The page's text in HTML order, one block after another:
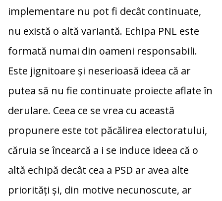
implementare nu pot fi decât continuate,
nu există o altă variantă. Echipa PNL este
formată numai din oameni responsabili.
Este jignitoare şi neserioasă ideea că ar
putea să nu fie continuate proiecte aflate în
derulare. Ceea ce se vrea cu această
propunere este tot păcălirea electoratului,
căruia se încearcă a i se induce ideea că o
altă echipă decât cea a PSD ar avea alte
priorităţi şi, din motive necunoscute, ar